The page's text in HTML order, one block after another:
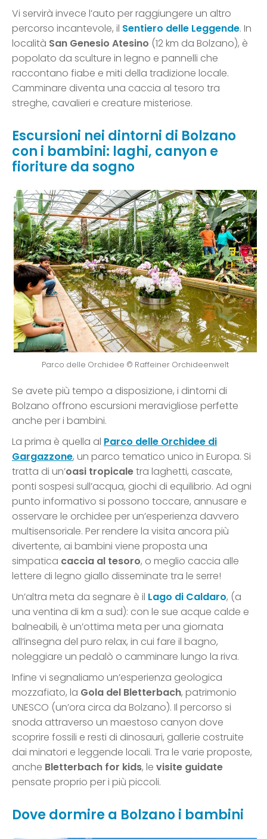
Vi servirà invece l’auto per raggiungere un altro
percorso incantevole, il Sentiero delle Leggende. In
località San Genesio Atesino (12 km da Bolzano), è
popolato da sculture in legno e pannelli che
raccontano fiabe e miti della tradizione locale.
Camminare diventa una caccia al tesoro tra
streghe, cavalieri e creature misteriose.
Escursioni nei dintorni di Bolzano
con i bambini: laghi, canyon e
fioriture da sogno
Parco delle Orchidee © Raffeiner Orchideenwelt
Se avete più tempo a disposizione, i dintorni di
Bolzano offrono escursioni meravigliose perfette
anche per i bambini.
La prima è quella al Parco delle Orchidee di
Gargazzone, un parco tematico unico in Europa. Si
tratta di un’oasi tropicaletra laghetti, cascate,
ponti sospesi sull’acqua, giochi di equilibrio. Ad ogni
punto informativo si possono toccare, annusare e
osservare le orchidee per un’esperienza davvero
multisensoriale. Per rendere la visita ancora più
divertente, ai bambini viene proposta una
simpatica caccia al tesoro, o meglio caccia alle
lettere di legno giallo disseminate tra le serre!
Un’altra meta da segnare è il Lago di Caldaro, (a
una ventina di km a sud): con le sue acque calde e
balneabili, è un’ottima meta per una giornata
all’insegna del puro relax, in cui fare il bagno,
noleggiare un pedalò o camminare lungo la riva.
Infine vi segnaliamo un’esperienza geologica
mozzafiato, la Gola del Bletterbach, patrimonio
UNESCO (un’ora circa da Bolzano). Il percorso si
snoda attraverso un maestoso canyon dove
scoprire fossili e resti di dinosauri, gallerie costruite
dai minatori e leggende locali. Tra le varie proposte,
anche Bletterbach for kids, le visite guidate
pensate proprio per i più piccoli.
Dove dormire a Bolzano i bambini